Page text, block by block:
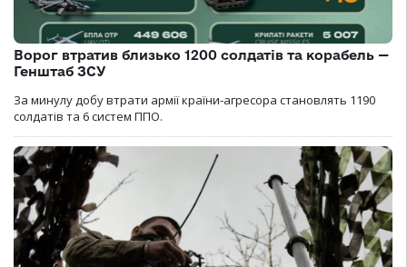
Ворог втратив близько 1200 солдатів та корабель —
Генштаб ЗСУ
За минулу добу втрати армії країни-агресора становлять 1190
солдатів та 6 систем ППО.